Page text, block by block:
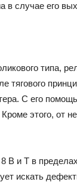
в случае его
типа,
тягового
С его
этого, от
В и Т в
искать